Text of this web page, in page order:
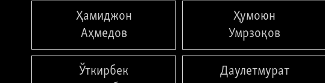
Ҳамиджон
Аҳмедов
Ҳумоюн
Умрзоқов
Ўткирбек
Даулетмурат